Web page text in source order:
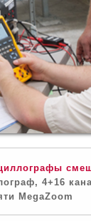
4+16
MegaZoom